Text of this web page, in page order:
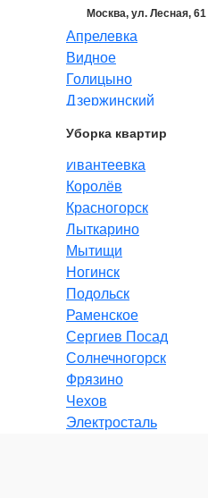
Москва, ул. Лесная, 61
Апрелевка
Видное
Голицыно
Дзержинский
Жуковский
Ивантеевка
Королёв
Красногорск
Лыткарино
Мытищи
Ногинск
Подольск
Раменское
Сергиев Посад
Солнечногорск
Фрязино
Чехов
Электросталь
Уборка квартир